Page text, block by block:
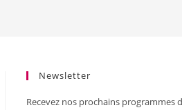
Newsletter
Recevez nos prochains programmes